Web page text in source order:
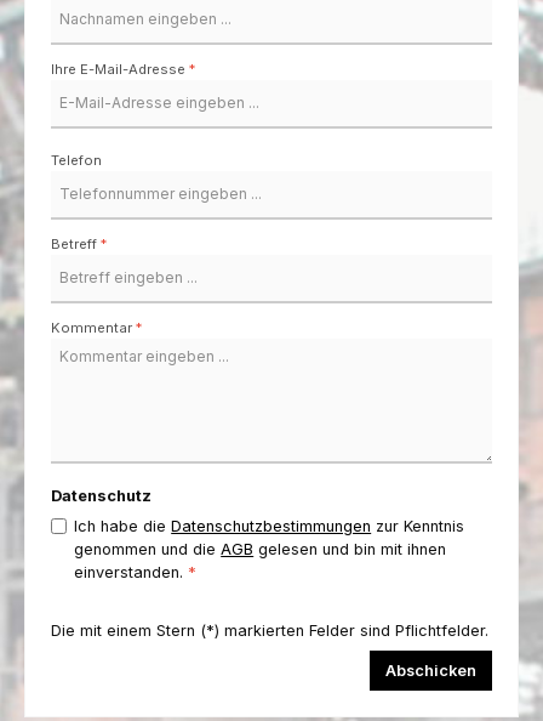
Ihre E-Mail-Adresse *
Telefon
Betreff *
Kommentar *
Datenschutz
Ich habe dieDatenschutzbestimmungen zur Kenntnis
genommen und dieAGB gelesen und bin mit ihnen
einverstanden. *
Die mit einem Stern (*) markierten Felder sind Pflichtfelder.
Abschicken